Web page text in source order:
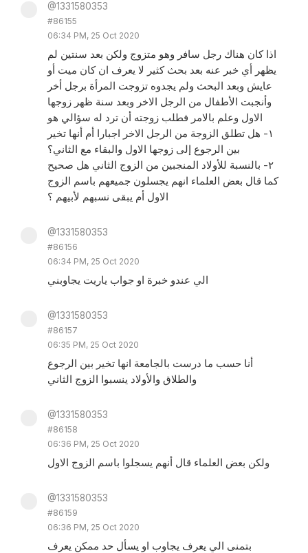
@1331580353
#86155
06:34 PM, 25 Oct 2020
اذا كان هناك رجل سافر وهو متزوج ولكن بعد سنتين لم
يظهر أي خبر عنه بعد بحث كثير لا يعرف ان كان ميت أو
عايش وبعد البحث ولم يجدوه تزوجت المرأة برجل أخر
وأنجبت الأطفال من الرجل الاخر وبعد سنة ظهر زوجها
الاول وعلم بالامر فطلب زوجته أن ترد له سؤالي هو
١- هل تطلق الزوجة من الرجل الاخر اجبارا أم أنها تخير
بين الرجوع إلى زوجها الاول والبقاء مع الثاني؟
٢- بالنسبة للأولاد المنجبين من الزوج الثاني هل صحيح
كما قال بعض العلماء انهم يجسلون جميعهم باسم الزوج
الاول أم يبقى نسبهم لأبيهم ؟
@1331580353
#86156
06:34 PM, 25 Oct 2020
الي عندو خبرة او جواب ياريت يجاوبني
@1331580353
#86157
06:35 PM, 25 Oct 2020
أنا حسب ما درست بالجامعة انها تخير بين الرجوع
والطلاق والأولاد ينسبوا الزوج الثاني
@1331580353
#86158
06:36 PM, 25 Oct 2020
ولكن بعض العلماء قال أنهم يسجلوا باسم الزوج الاول
@1331580353
#86159
06:36 PM, 25 Oct 2020
بتمنى الي يعرف يجاوب او يسأل حد ممكن يعرف